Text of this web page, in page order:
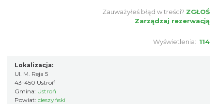
Zauważyłeś błąd w treści? ZGŁOŚ
Zarządzaj rezerwacją
Wyświetlenia: 114
Lokalizacja:
Ul. M. Reja 5
43-450 Ustroń
Gmina: Ustroń
Powiat: cieszyński